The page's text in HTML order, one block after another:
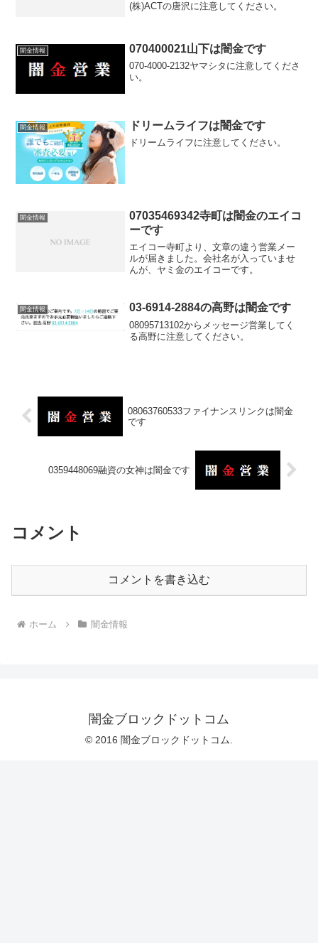
(株)ACTの唐沢に注意してください。
闇金情報 070400021山下は闇金です
070-4000-2132ヤマシタに注意してくださ
い。
闇金情報 ドリームライフは闇金です
ドリームライフに注意してください。
闇金情報
07035469342寺町は闇金のエイコ
ーです
エイコー寺町より、文章の違う営業メー
ルが届きました。会社名が入っていませ
んが、ヤミ金のエイコーです。
闇金情報 03-6914-2884の高野は闇金です
08095713102からメッセージ営業してく
る高野に注意してください。
08063760533ファイナンスリンクは闇金
です
0359448069融資の女神は闇金です
コメント
コメントを書き込む
ホーム 闇金情報
闇金ブロックドットコム
© 2016 闇金ブロックドットコム.